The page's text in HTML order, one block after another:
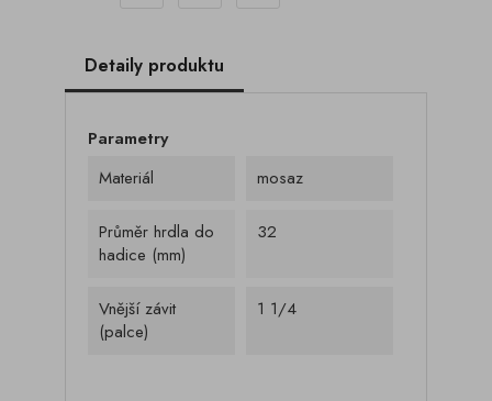
Detaily produktu
Parametry
Materiál
mosaz
Průměr hrdla do
hadice (mm)
32
Vnější závit
(palce)
1 1/4